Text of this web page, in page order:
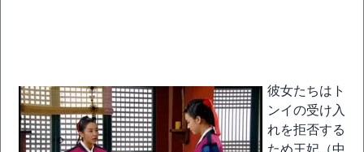
彼女たちはト
ンイの受け入
れを拒否する
ため王妃（中